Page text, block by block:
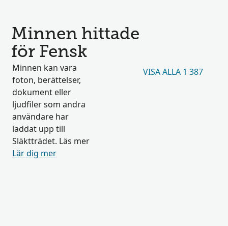
Minnen hittade
för Fensk
Minnen kan vara
foton, berättelser,
dokument eller
ljudfiler som andra
användare har
laddat upp till
Släktträdet. Läs mer
Lär dig mer
VISA ALLA 1 387